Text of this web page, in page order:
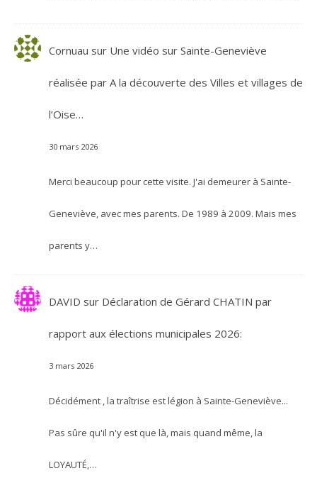
Cornuau sur Une vidéo sur Sainte-Geneviève
réalisée par A la découverte des Villes et villages de
l’Oise…
30 mars 2026
Merci beaucoup pour cette visite. J'ai demeurer à Sainte-
Geneviève, avec mes parents. De 1989 à 2009. Mais mes
parents y…
DAVID sur Déclaration de Gérard CHATIN par
rapport aux élections municipales 2026:
3 mars 2026
Décidément , la traîtrise est légion à Sainte-Geneviève...
Pas sûre qu'il n'y est que là, mais quand même, la
LOYAUTÉ,…